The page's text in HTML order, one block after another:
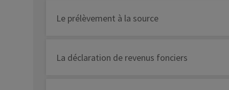
Le prélèvement à la source
La déclaration de revenus fonciers